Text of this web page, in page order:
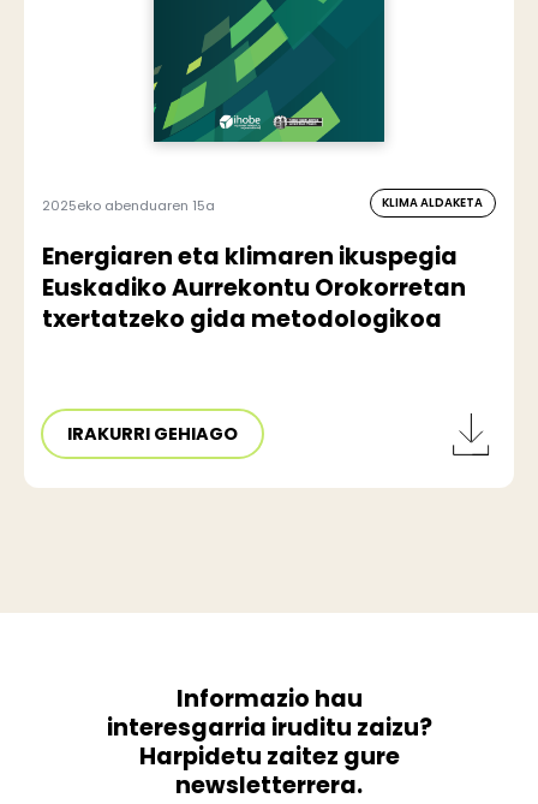
2025eko abenduaren 15a KLIMA ALDAKETA
Energiaren eta klimaren ikuspegia
Euskadiko Aurrekontu Orokorretan
txertatzeko gida metodologikoa
IRAKURRI GEHIAGO
Informazio hau
interesgarria iruditu zaizu?
Harpidetu zaitez gure
newsletterrera.